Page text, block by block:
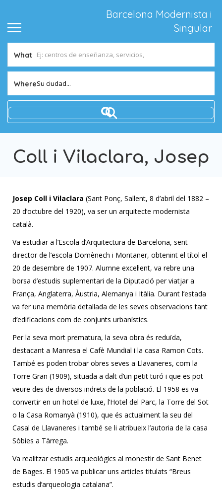
Barcelona Modernista i
Singular
What
WhereSu ciudad...
Coll i Vilaclara, Josep
Josep Coll i Vilaclara (Sant Ponç, Sallent, 8 d’abril del 1882 –
20 d’octubre del 1920), va ser un arquitecte modernista
català.
Va estudiar a l’Escola d’Arquitectura de Barcelona, ​​sent
director de l’escola Domènech i Montaner, obtenint el títol el
20 de desembre de 1907. Alumne excel·lent, va rebre una
borsa d’estudis suplementari de la Diputació per viatjar a
França, Anglaterra, Àustria, Alemanya i Itàlia. Durant l’estada
va fer una memòria detallada de les seves observacions tant
d’edificacions com de conjunts urbanístics.
Per la seva mort prematura, la seva obra és reduïda,
destacant a Manresa el Cafè Mundial i la casa Ramon Cots.
També es poden trobar obres seves a Llavaneres, com la
Torre Gran (1909), situada a dalt d’un petit turó i que es pot
veure des de diversos indrets de la població. El 1958 es va
convertir en un hotel de luxe, l’Hotel del Parc, la Torre del Sot
o la Casa Romanyà (1910), que és actualment la seu del
Casal de Llavaneres i també se li atribueix l’autoria de la casa
Sòbies a Tàrrega.
Va realitzar estudis arqueològics al monestir de Sant Benet
de Bages. El 1905 va publicar uns articles titulats “Breus
estudis d’arqueologia catalana”.